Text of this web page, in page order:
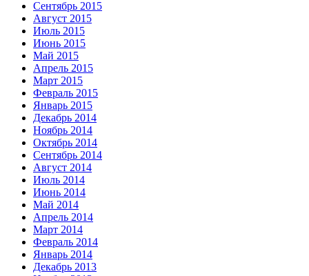
Сентябрь 2015
Август 2015
Июль 2015
Июнь 2015
Май 2015
Апрель 2015
Март 2015
Февраль 2015
Январь 2015
Декабрь 2014
Ноябрь 2014
Октябрь 2014
Сентябрь 2014
Август 2014
Июль 2014
Июнь 2014
Май 2014
Апрель 2014
Март 2014
Февраль 2014
Январь 2014
Декабрь 2013